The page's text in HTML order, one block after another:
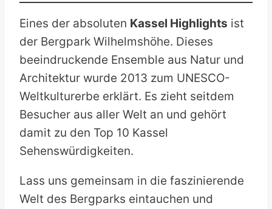
Eines der absoluten Kassel Highlights ist
der Bergpark Wilhelmshöhe. Dieses
beeindruckende Ensemble aus Natur und
Architektur wurde 2013 zum UNESCO-
Weltkulturerbe erklärt. Es zieht seitdem
Besucher aus aller Welt an und gehört
damit zu den Top 10 Kassel
Sehenswürdigkeiten.
Lass uns gemeinsam in die faszinierende
Welt des Bergparks eintauchen und